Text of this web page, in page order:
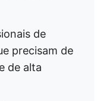
de
precisam de
de alta